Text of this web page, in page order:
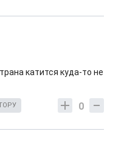
катится куда-то не
0